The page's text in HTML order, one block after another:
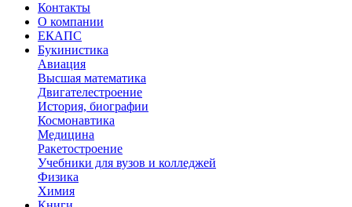
Контакты
О компании
ЕКАПС
Букинистика
Авиация
Высшая математика
Двигателестроение
История, биографии
Космонавтика
Медицина
Ракетостроение
Учебники для вузов и колледжей
Физика
Химия